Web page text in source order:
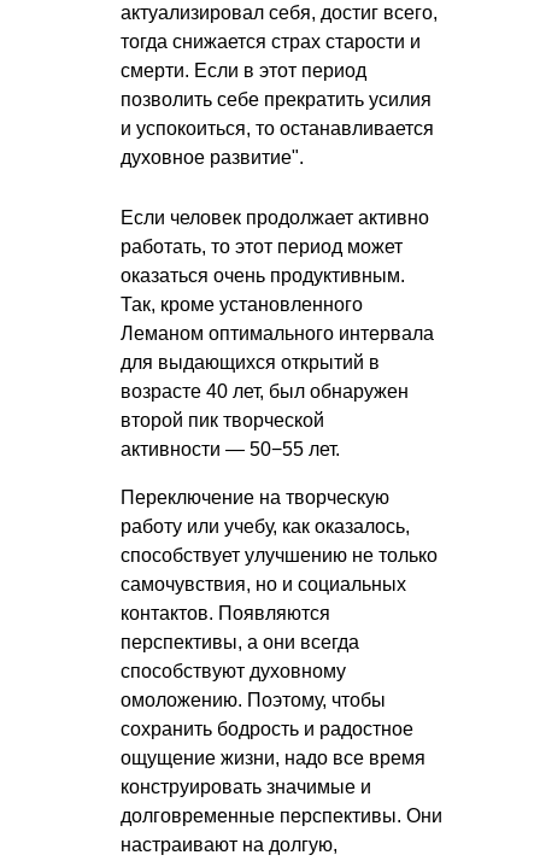
актуализировал себя, достиг всего,
тогда снижается страх старости и
смерти. Если в этот период
позволить себе прекратить усилия
и успокоиться, то останавливается
духовное развитие".
Если человек продолжает активно
работать, то этот период может
оказаться очень продуктивным.
Так, кроме установленного
Леманом оптимального интервала
для выдающихся открытий в
возрасте 40 лет, был обнаружен
второй пик творческой
активности — 50−55 лет.
Переключение на творческую
работу или учебу, как оказалось,
способствует улучшению не только
самочувствия, но и социальных
контактов. Появляются
перспективы, а они всегда
способствуют духовному
омоложению. Поэтому, чтобы
сохранить бодрость и радостное
ощущение жизни, надо все время
конструировать значимые и
долговременные перспективы. Они
настраивают на долгую,